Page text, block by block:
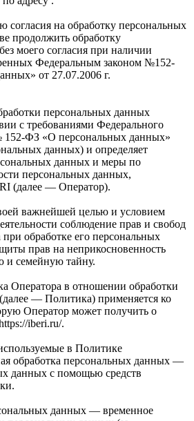
согласия на обработку персональных
продолжить обработку
моего согласия при наличии
Федеральным законом №152-
от 27.07.2006 г.
персональных данных
с требованиями Федерального
152-ФЗ «О персональных данных»
данных) и определяет
данных и меры по
персональных данных,
(далее — Оператор).
важнейшей целью и условием
соблюдение прав и свобод
обработке его персональных
прав на неприкосновенность
и семейную тайну.
Оператора в отношении обработки
— Политика) применяется ко
Оператор может получить о
iberi.ru/.
в Политике
обработка персональных данных —
данных с помощью средств
данных — временное